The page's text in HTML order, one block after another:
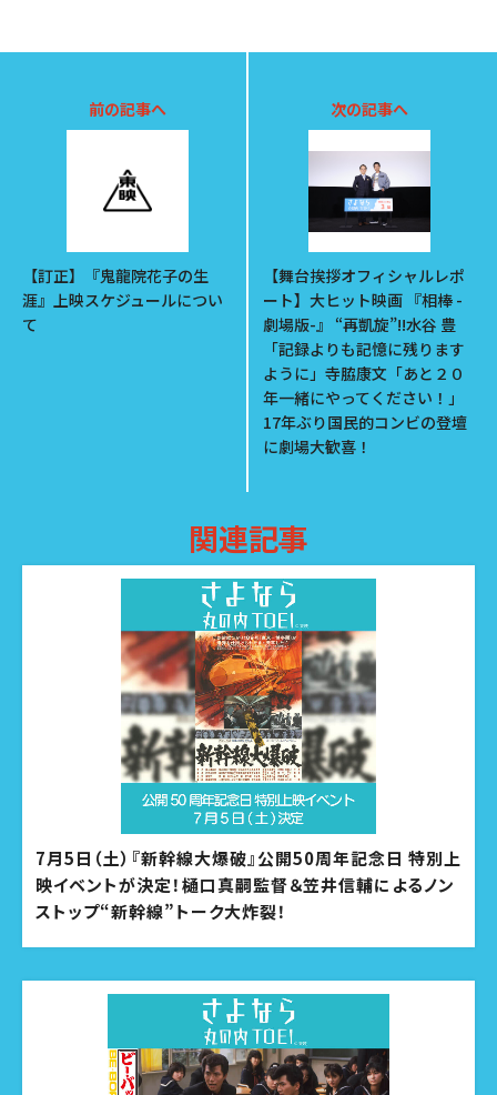
前の記事へ
【訂正】『鬼龍院花子の生
涯』上映スケジュールについ
て
次の記事へ
【舞台挨拶オフィシャルレポ
ート】大ヒット映画 『相棒 -
劇場版-』 “再凱旋”!!水谷 豊
「記録よりも記憶に残ります
ように」寺脇康文「あと２０
年一緒にやってください！」
17年ぶり国民的コンビの登壇
に劇場大歓喜！
関連記事
7月5日（土）『新幹線大爆破』公開50周年記念日 特別上
映イベントが決定！樋口真嗣監督＆笠井信輔によるノン
ストップ“新幹線”トーク大炸裂！